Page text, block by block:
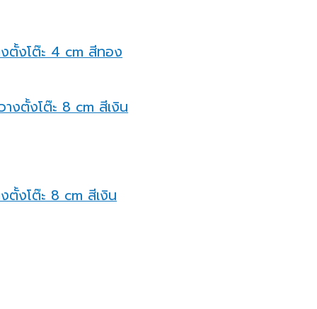
งตั้งโต๊ะ 4 cm สีทอง
ตั้งโต๊ะ 8 cm สีเงิน